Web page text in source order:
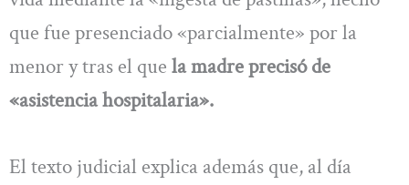
que fue presenciado «parcialmente» por la
menor y tras el que la madre precisó de
«asistencia hospitalaria».
El texto judicial explica además que, al día